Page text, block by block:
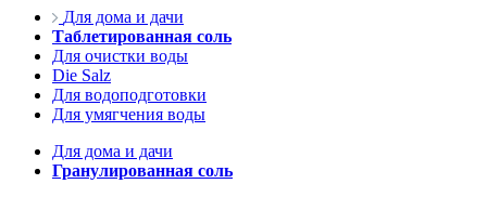
Для дома и дачи
Таблетированная соль
Для очистки воды
Die Salz
Для водоподготовки
Для умягчения воды
Для дома и дачи
Гранулированная соль